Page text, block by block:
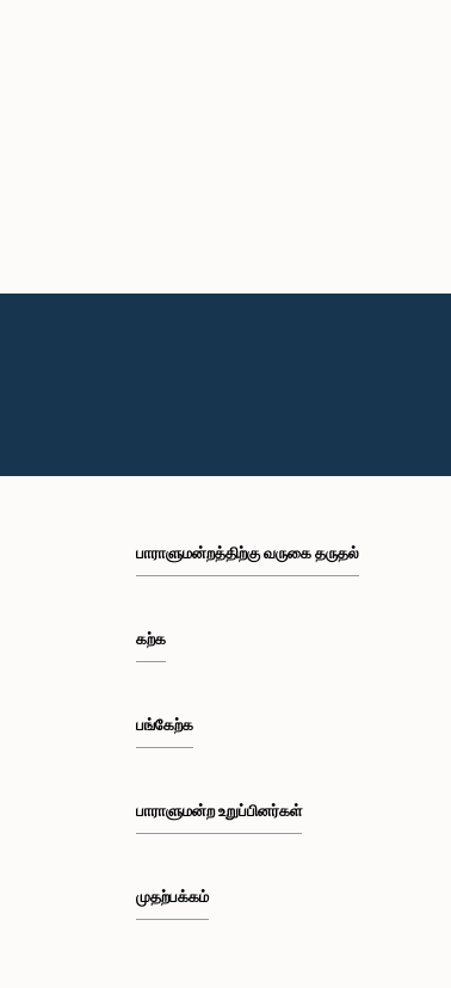
பாராளுமன்றத்திற்கு வருகை தருதல்
கற்க
பங்கேற்க
பாராளுமன்ற உறுப்பினர்கள்
முதற்பக்கம்